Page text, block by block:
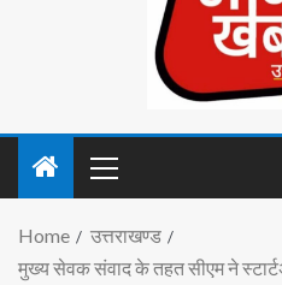
Home
उत्तराखण्ड
मुख्य सेवक संवाद के तहत सीएम ने